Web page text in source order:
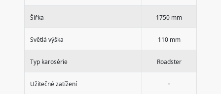
Šířka 1750 mm
Světlá výška 110 mm
Typ karosérie Roadster
Užitečné zatížení -